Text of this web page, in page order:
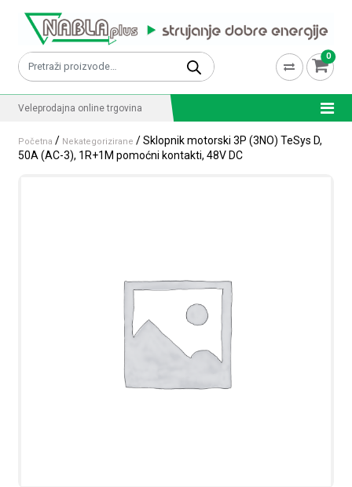
Pretraži: 0
Veleprodajna online trgovina
Početna / Nekategorizirane / Sklopnik motorski 3P (3NO) TeSys D,
50A (AC-3), 1R+1M pomoćni kontakti, 48V DC